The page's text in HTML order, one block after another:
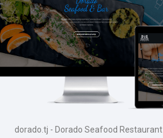
dorado.tj - Dorado Seafood Restaurant